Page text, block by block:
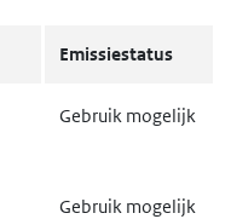
Emissiestatus
Gebruik mogelijk
Gebruik mogelijk